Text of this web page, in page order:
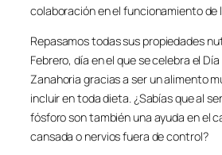
colaboración en el funcionamiento de
Repasamos todas sus propiedades
Febrero, día en el que se celebra el
Zanahoria gracias a ser un alimento
incluir en toda dieta. ¿Sabías que al
fósforo son también una ayuda en el
cansada o nervios fuera de control?